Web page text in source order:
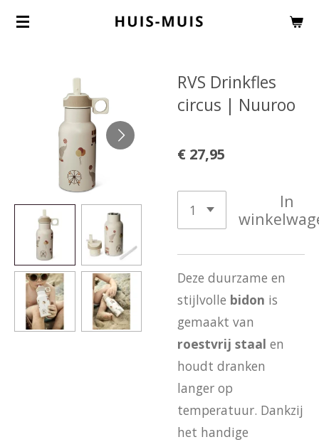
Ga
hoofdinhoud
RVS Drinkfles
circus | Nuuroo
€ 27,95
In
Deze duurzame en
stijlvolle bidon is
gemaakt van
roestvrij staal en
houdt dranken
langer op
temperatuur. Dankzij
het handige